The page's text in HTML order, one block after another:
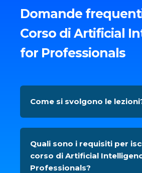
Domande
Corso di Artificial
for Professionals
Come si svolgono le
Quali sono i requisiti per
corso di Artificial
Professionals?